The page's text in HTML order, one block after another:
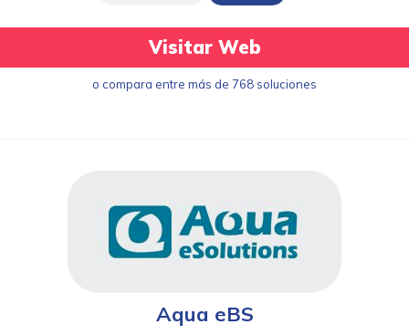
Visitar Web
o compara entre más de 768 soluciones
Aqua eBS